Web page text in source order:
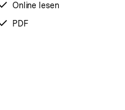
verfügbar
Online lesen
verfügbar
PDF